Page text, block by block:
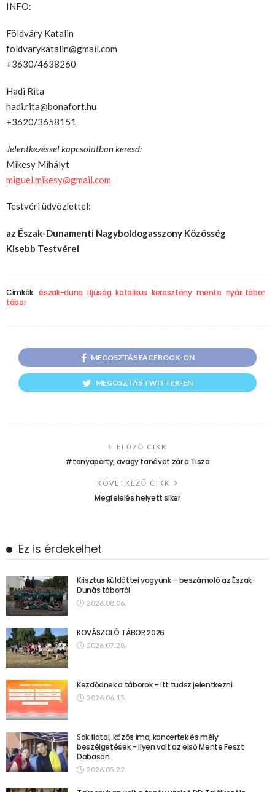
INFO:
Földváry Katalin
foldvarykatalin@gmail.com
+3630/4638260
Hadi Rita
hadi.rita@bonafort.hu
+3620/3658151
Jelentkezéssel kapcsolatban keresd:
Mikesy Mihályt
miguel.mikesy@gmail.com
Testvéri üdvözlettel:
az Észak-Dunamenti Nagyboldogasszony Közösség
Kisebb Testvérei
Címkék: észak-duna ifjúság katolikus keresztény mente nyári tábor
tábor
MEGOSZTÁS FACEBOOK-ON
MEGOSZTÁS TWITTER-EN
ELŐZŐ CIKK
#tanyaparty, avagy tanévet zár a Tisza
KÖVETKEZŐ CIKK
Megfelelés helyett siker
Ez is érdekelhet
Krisztus küldöttei vagyunk – beszámoló az Észak-
Dunás táborról
2026.08.06.
KOVÁSZOLÓ TÁBOR 2026
2026.07.28.
Kezdődnek a táborok – Itt tudsz jelentkezni
2026.06.15.
Sok fiatal, közös ima, koncertek és mély
beszélgetések – ilyen volt az első Mente Feszt
Dabason
2026.05.22.